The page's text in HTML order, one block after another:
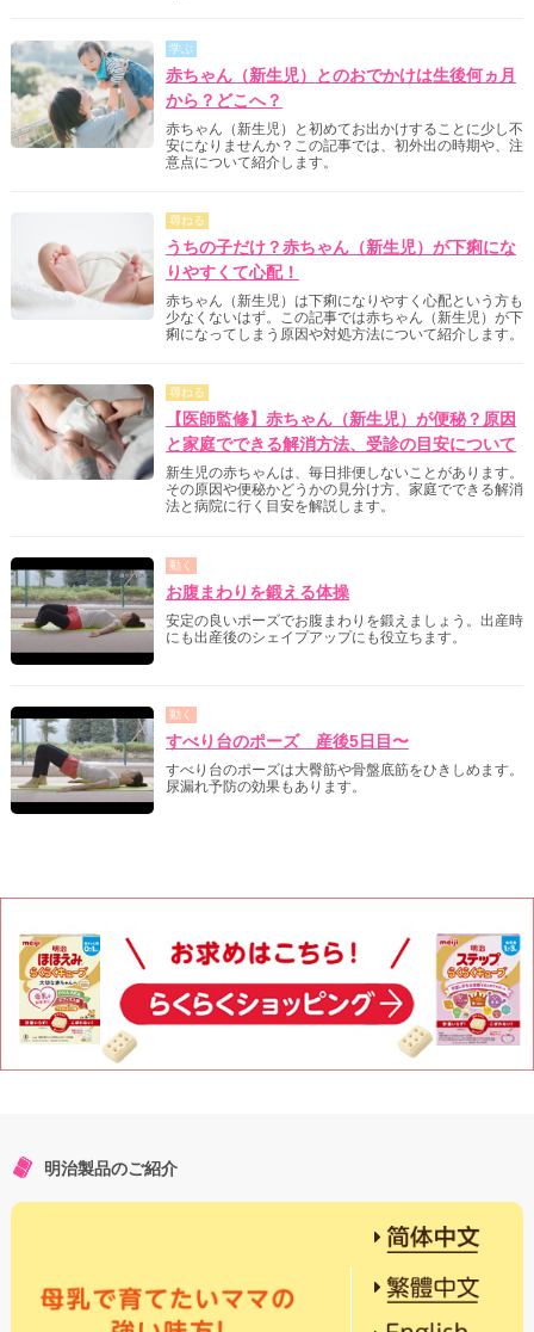
学ぶ
赤ちゃん（新生児）とのおでかけは生後何ヵ月
から？どこへ？
赤ちゃん（新生児）と初めてお出かけすることに少し不
安になりませんか？この記事では、初外出の時期や、注
意点について紹介します。
尋ねる
うちの子だけ？赤ちゃん（新生児）が下痢にな
りやすくて心配！
赤ちゃん（新生児）は下痢になりやすく心配という方も
少なくないはず。この記事では赤ちゃん（新生児）が下
痢になってしまう原因や対処方法について紹介します。
尋ねる
【医師監修】赤ちゃん（新生児）が便秘？原因
と家庭でできる解消方法、受診の目安について
新生児の赤ちゃんは、毎日排便しないことがあります。
その原因や便秘かどうかの見分け方、家庭でできる解消
法と病院に行く目安を解説します。
動く
お腹まわりを鍛える体操
安定の良いポーズでお腹まわりを鍛えましょう。出産時
にも出産後のシェイプアップにも役立ちます。
動く
すべり台のポーズ 産後5日目〜
すべり台のポーズは大臀筋や骨盤底筋をひきしめます。
尿漏れ予防の効果もあります。
明治製品のご紹介